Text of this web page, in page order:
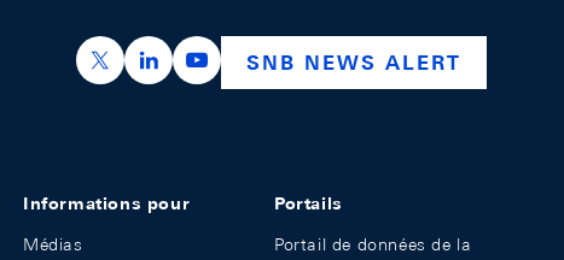
https://x.com/snb_bns
https://ch.linkedin.com/company/swiss-
https://www.youtube.com/
SNB NEWS ALERT
Informations pour
Médias
Portails
Portail de données de la